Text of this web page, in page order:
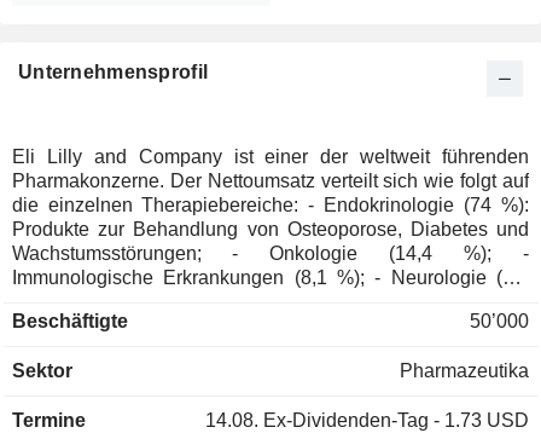
Unternehmensprofil
Eli Lilly and Company ist einer der weltweit führenden
Pharmakonzerne. Der Nettoumsatz verteilt sich wie folgt auf
die einzelnen Therapiebereiche: - Endokrinologie (74 %):
Produkte zur Behandlung von Osteoporose, Diabetes und
Wachstumsstörungen; - Onkologie (14,4 %); -
Immunologische Erkrankungen (8,1 %); - Neurologie (2,1
Depressionen und Schizophrenie; - Sonstiges (1,4 %). Der
Staaten (66,7 %), Europa (17,7 %), Japan (3,2 %), China (3
Beschäftigte 50’000
Sektor Pharmazeutika
Termine 14.08. Ex-Dividenden-Tag - 1.73 USD